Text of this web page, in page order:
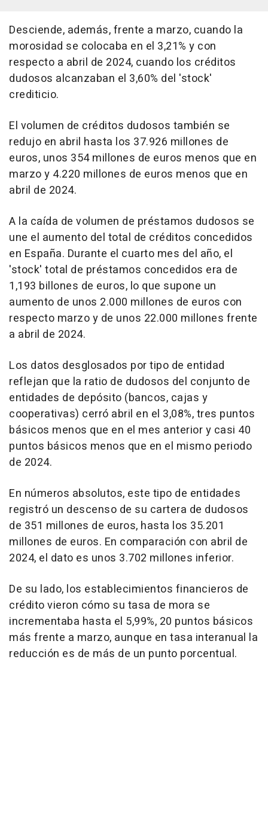
Desciende, además, frente a marzo, cuando la
morosidad se colocaba en el 3,21% y con
respecto a abril de 2024, cuando los créditos
dudosos alcanzaban el 3,60% del 'stock'
crediticio.
El volumen de créditos dudosos también se
redujo en abril hasta los 37.926 millones de
euros, unos 354 millones de euros menos que en
marzo y 4.220 millones de euros menos que en
abril de 2024.
A la caída de volumen de préstamos dudosos se
une el aumento del total de créditos concedidos
en España. Durante el cuarto mes del año, el
'stock' total de préstamos concedidos era de
1,193 billones de euros, lo que supone un
aumento de unos 2.000 millones de euros con
respecto marzo y de unos 22.000 millones frente
a abril de 2024.
Los datos desglosados por tipo de entidad
reflejan que la ratio de dudosos del conjunto de
entidades de depósito (bancos, cajas y
cooperativas) cerró abril en el 3,08%, tres puntos
básicos menos que en el mes anterior y casi 40
puntos básicos menos que en el mismo periodo
de 2024.
En números absolutos, este tipo de entidades
registró un descenso de su cartera de dudosos
de 351 millones de euros, hasta los 35.201
millones de euros. En comparación con abril de
2024, el dato es unos 3.702 millones inferior.
De su lado, los establecimientos financieros de
crédito vieron cómo su tasa de mora se
incrementaba hasta el 5,99%, 20 puntos básicos
más frente a marzo, aunque en tasa interanual la
reducción es de más de un punto porcentual.